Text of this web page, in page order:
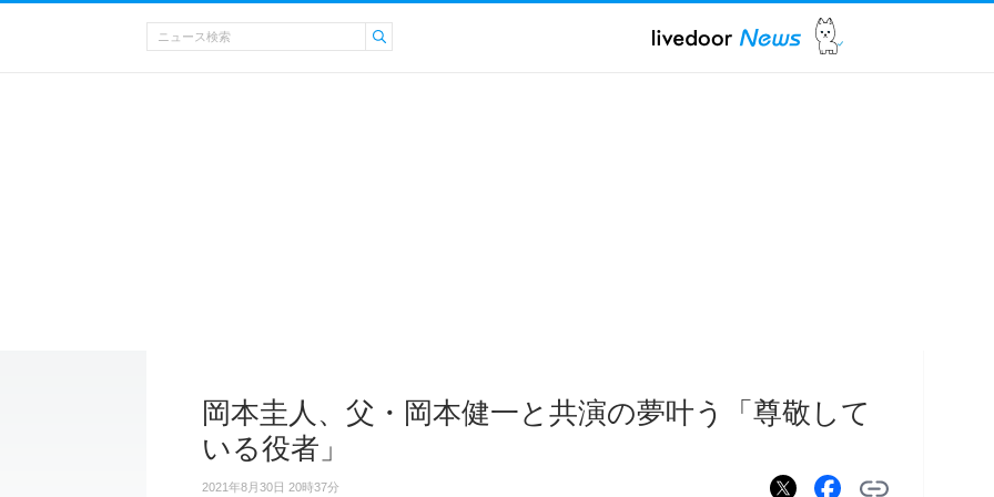
岡本圭人、父・岡本健一と共演の夢叶う「尊敬して
いる役者」
2021年8月30日 20時37分